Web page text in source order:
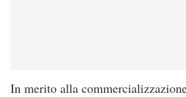
In merito alla